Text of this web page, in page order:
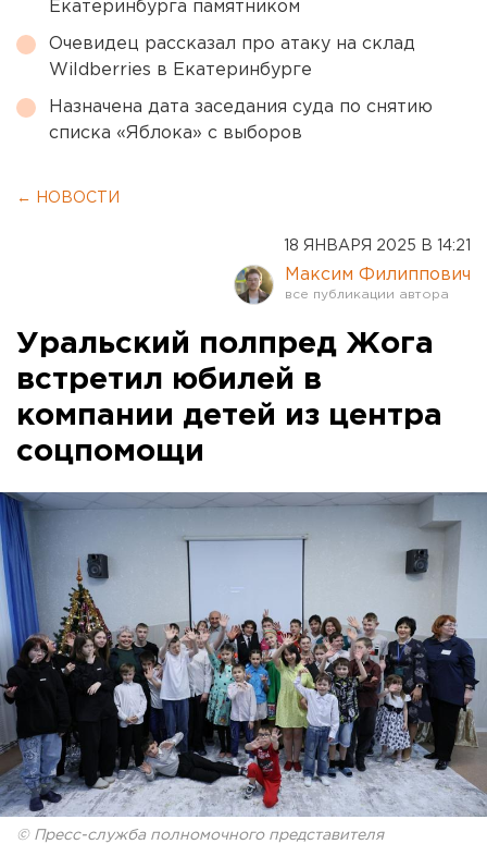
Екатеринбурга памятником
Очевидец рассказал про атаку на склад
Wildberries в Екатеринбурге
Назначена дата заседания суда по снятию
списка «Яблока» с выборов
← НОВОСТИ
18 ЯНВАРЯ 2025 В 14:21
Максим Филиппович
Уральский полпред Жога
встретил юбилей в
компании детей из центра
соцпомощи
© Пресс-служба полномочного представителя